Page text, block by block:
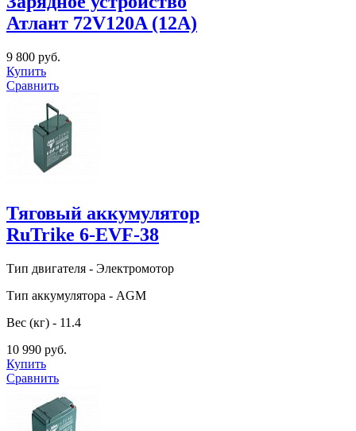
Атлант 72V120A (12А)
9 800 руб.
Купить
Сравнить
Тяговый аккумулятор
RuTrike 6-EVF-38
Тип двигателя - Электромотор
Тип аккумулятора - AGM
Вес (кг) - 11.4
10 990 руб.
Купить
Сравнить